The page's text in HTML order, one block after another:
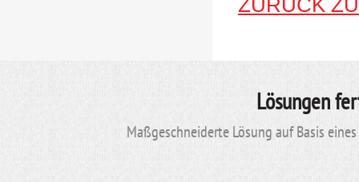
ZURÜCK
Lösungen
Maßgeschneiderte Lösung auf Basis